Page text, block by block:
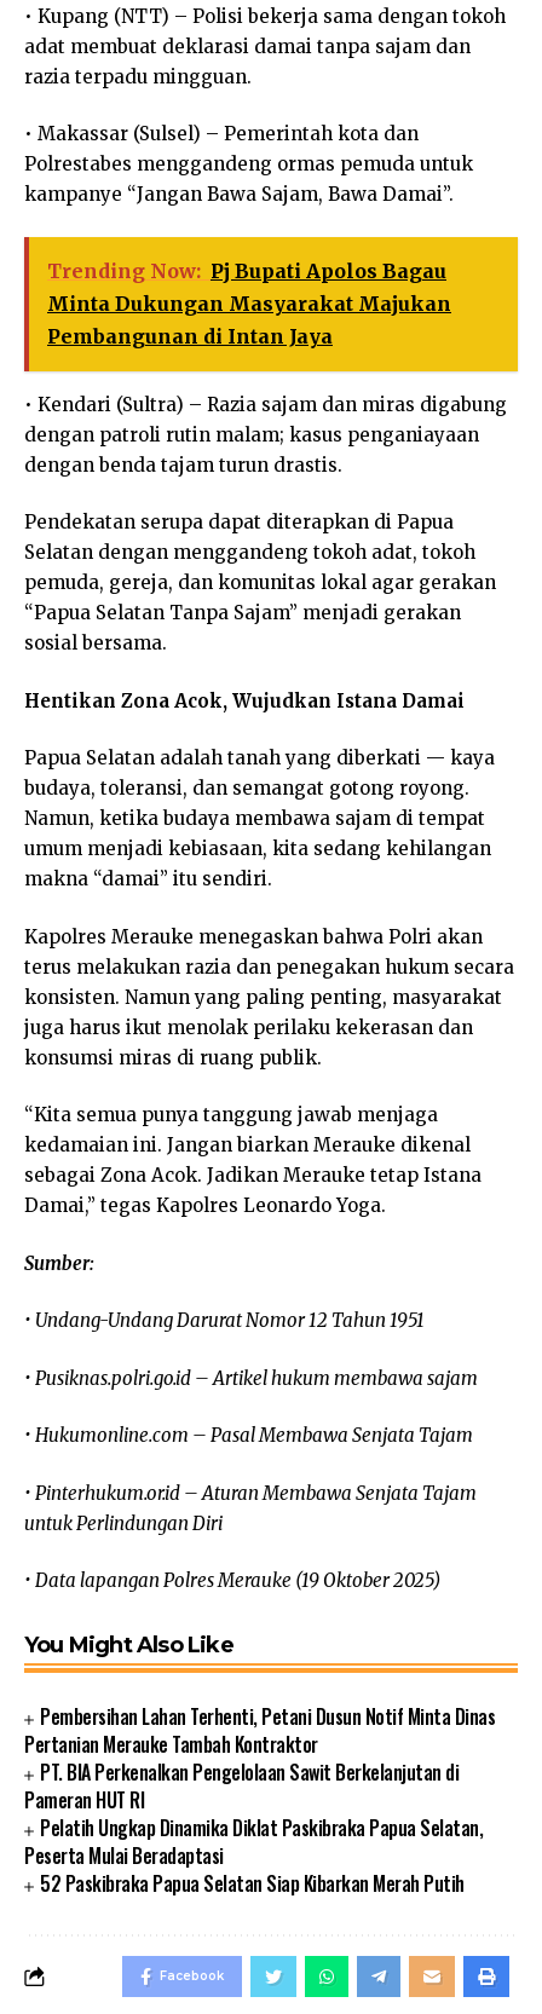
• Kupang (NTT) – Polisi bekerja sama dengan tokoh
adat membuat deklarasi damai tanpa sajam dan
razia terpadu mingguan.
• Makassar (Sulsel) – Pemerintah kota dan
Polrestabes menggandeng ormas pemuda untuk
kampanye “Jangan Bawa Sajam, Bawa Damai”.
Trending Now: Pj Bupati Apolos Bagau
Minta Dukungan Masyarakat Majukan
Pembangunan di Intan Jaya
• Kendari (Sultra) – Razia sajam dan miras digabung
dengan patroli rutin malam; kasus penganiayaan
dengan benda tajam turun drastis.
Pendekatan serupa dapat diterapkan di Papua
Selatan dengan menggandeng tokoh adat, tokoh
pemuda, gereja, dan komunitas lokal agar gerakan
“Papua Selatan Tanpa Sajam” menjadi gerakan
sosial bersama.
Hentikan Zona Acok, Wujudkan Istana Damai
Papua Selatan adalah tanah yang diberkati — kaya
budaya, toleransi, dan semangat gotong royong.
Namun, ketika budaya membawa sajam di tempat
umum menjadi kebiasaan, kita sedang kehilangan
makna “damai” itu sendiri.
Kapolres Merauke menegaskan bahwa Polri akan
terus melakukan razia dan penegakan hukum secara
konsisten. Namun yang paling penting, masyarakat
juga harus ikut menolak perilaku kekerasan dan
konsumsi miras di ruang publik.
“Kita semua punya tanggung jawab menjaga
kedamaian ini. Jangan biarkan Merauke dikenal
sebagai Zona Acok. Jadikan Merauke tetap Istana
Damai,” tegas Kapolres Leonardo Yoga.
Sumber:
• Undang-Undang Darurat Nomor 12 Tahun 1951
• Pusiknas.polri.go.id – Artikel hukum membawa sajam
• Hukumonline.com – Pasal Membawa Senjata Tajam
• Pinterhukum.or.id – Aturan Membawa Senjata Tajam
untuk Perlindungan Diri
• Data lapangan Polres Merauke (19 Oktober 2025)
You Might Also Like
Pembersihan Lahan Terhenti, Petani Dusun Notif Minta Dinas
Pertanian Merauke Tambah Kontraktor
PT. BIA Perkenalkan Pengelolaan Sawit Berkelanjutan di
Pameran HUT RI
Pelatih Ungkap Dinamika Diklat Paskibraka Papua Selatan,
Peserta Mulai Beradaptasi
52 Paskibraka Papua Selatan Siap Kibarkan Merah Putih
Facebook